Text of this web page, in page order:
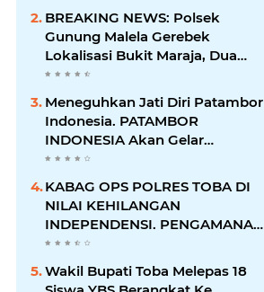
BREAKING NEWS: Polsek
Gunung Malela Gerebek
Lokalisasi Bukit Maraja, Dua
Perempuan Menangis Saat
Diciduk Bersama Sabu
Meneguhkan Jati Diri Patambor
Indonesia. PATAMBOR
INDONESIA Akan Gelar
RAKERNAS II Di Jakarta.
KABAG OPS POLRES TOBA DI
NILAI KEHILANGAN
INDEPENDENSI. PENGAMANAN
PENEMBOKAN TANAH DI
LAGUBOTI DAPAT SOROTAN.
Wakil Bupati Toba Melepas 18